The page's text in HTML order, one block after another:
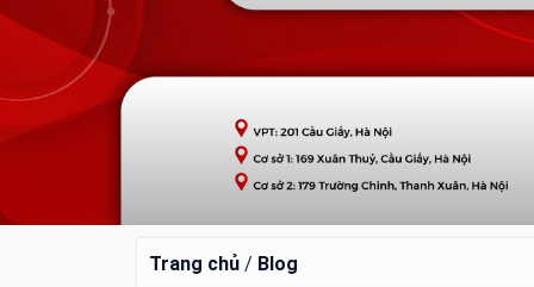
Trang chủ / Blog